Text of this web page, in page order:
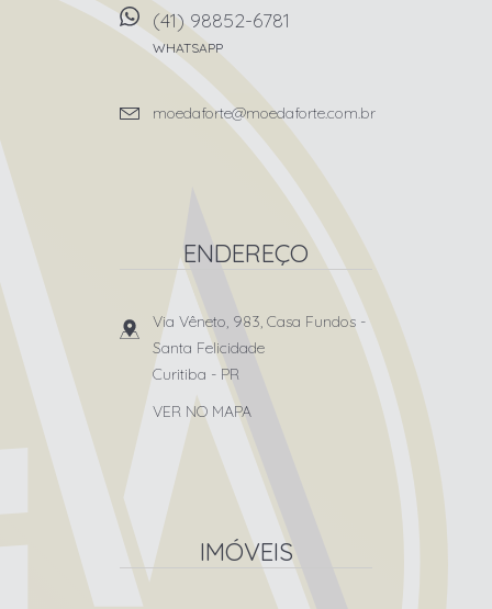
(41) 98852-6781
WHATSAPP
moedaforte@moedaforte.com.br
ENDEREÇO
Via Vêneto, 983, Casa Fundos -
Santa Felicidade
Curitiba - PR
VER NO MAPA
IMÓVEIS